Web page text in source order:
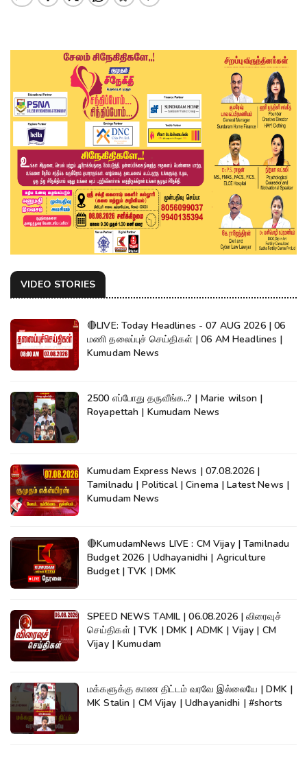
VIDEO STORIES
🔴LIVE: Today Headlines - 07 AUG 2026 | 06
மணி தலைப்புச் செய்திகள் | 06 AM Headlines |
Kumudam News
2500 எப்போது தருவீங்க..? | Marie wilson |
Royapettah | Kumudam News
Kumudam Express News | 07.08.2026 |
Tamilnadu | Political | Cinema | Latest News |
Kumudam News
🔴KumudamNews LIVE : CM Vijay | Tamilnadu
Budget 2026 | Udhayanidhi | Agriculture
Budget | TVK | DMK
SPEED NEWS TAMIL | 06.08.2026 | விரைவுச்
செய்திகள் | TVK | DMK | ADMK | Vijay | CM
Vijay | Kumudam
மக்களுக்கு காண திட்டம் வரவே இல்லையே | DMK |
MK Stalin | CM Vijay | Udhayanidhi | #shorts